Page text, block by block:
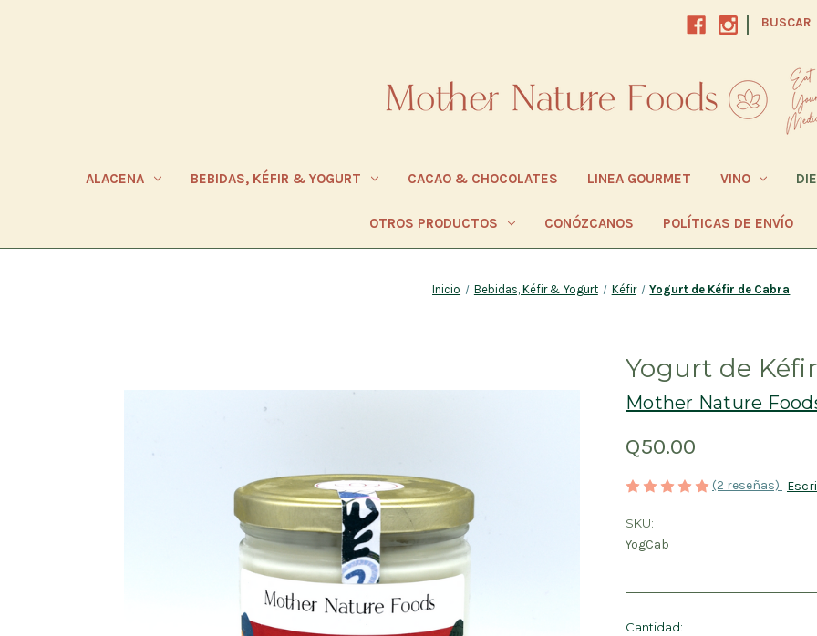
| BUSCAR
ALACENA BEBIDAS, KÉFIR & YOGURT CACAO & CHOCOLATES LINEA GOURMET VINO
OTROS PRODUCTOS CONÓZCANOS POLÍTICAS DE ENVÍO
Inicio Bebidas, Kéfir & Yogurt Kéfir Yogurt de Kéfir de Cabra
Yogurt de
Mother Nature
Q50.00
(2 reseñas)
SKU:
YogCab
Cantidad
Cantidad: